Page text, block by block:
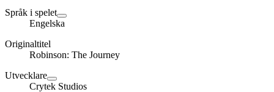
Språk i spelet
Engelska
Originaltitel
Robinson: The Journey
Utvecklare
Crytek Studios